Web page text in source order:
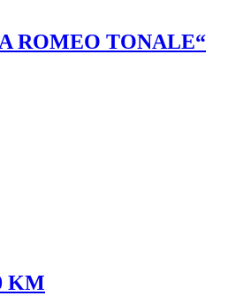
ROMEO TONALE“
KM